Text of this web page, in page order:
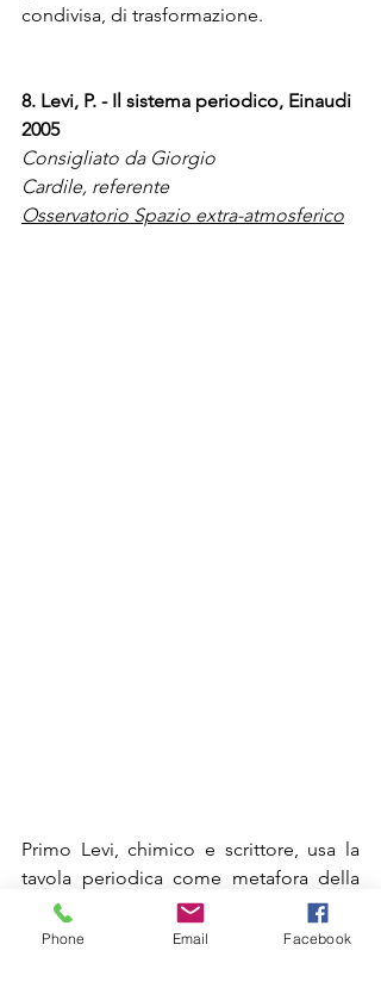
condivisa, di trasformazione.
8. Levi, P. - Il sistema periodico, Einaudi
2005
Consigliato da Giorgio
Cardile, referente
Osservatorio Spazio extra-atmosferico
Primo Levi, chimico e scrittore, usa la
tavola periodica come metafora della
vita umana.
Ogni elemento diventa il pretesto per
Phone Email Facebook